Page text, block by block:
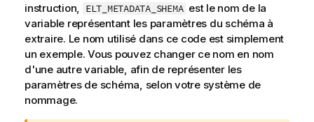
instruction,
ELT_METADATA_SHEMA est le nom de la
variable représentant les paramètres du schéma à
extraire. Le nom utilisé dans ce code est simplement
un exemple. Vous pouvez changer ce nom en nom
d'une autre variable, afin de représenter les
paramètres de schéma, selon votre système de
nommage.